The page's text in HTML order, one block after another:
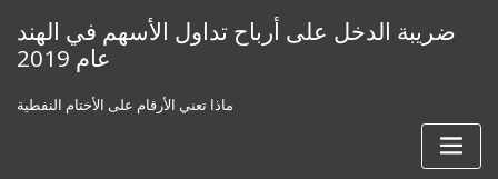
content
ضريبة الدخل على أرباح تداول الأسهم في الهند
عام 2019
ماذا تعني الأرقام على الأختام النفطية